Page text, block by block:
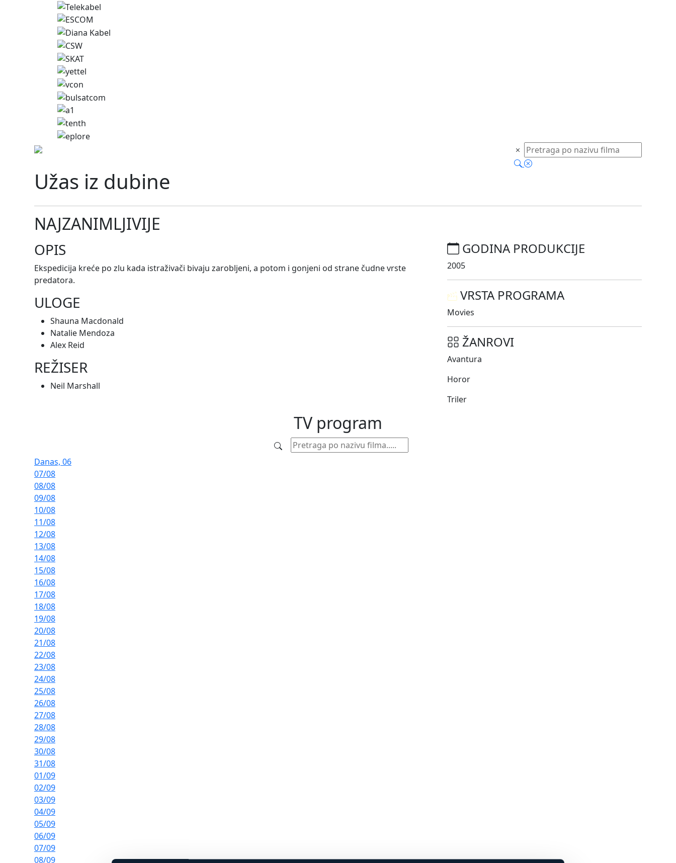
Užas iz dubine
NAJZANIMLJIVIJE
OPIS
Ekspedicija kreće po zlu kada istraživači bivaju zarobljeni, a potom i gonjeni od strane čudne vrste
predatora.
ULOGE
Shauna Macdonald
Natalie Mendoza
Alex Reid
REŽISER
Neil Marshall
GODINA PRODUKCIJE
2005
VRSTA PROGRAMA
Movies
ŽANROVI
Avantura
Horor
Triler
TV program
Danas, 06
07/08
08/08
09/08
10/08
11/08
12/08
13/08
14/08
15/08
16/08
17/08
18/08
19/08
20/08
21/08
22/08
23/08
24/08
25/08
26/08
27/08
28/08
29/08
30/08
31/08
01/09
02/09
03/09
04/09
05/09
06/09
07/09
08/09